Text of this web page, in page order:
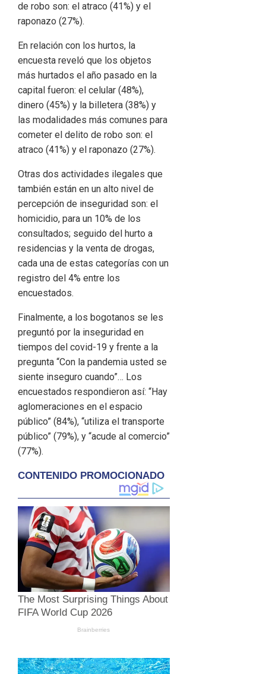
de robo son: el atraco (41%) y el
raponazo (27%).
En relación con los hurtos, la
encuesta reveló que los objetos
más hurtados el año pasado en la
capital fueron: el celular (48%),
dinero (45%) y la billetera (38%) y
las modalidades más comunes para
cometer el delito de robo son: el
atraco (41%) y el raponazo (27%).
Otras dos actividades ilegales que
también están en un alto nivel de
percepción de inseguridad son: el
homicidio, para un 10% de los
consultados; seguido del hurto a
residencias y la venta de drogas,
cada una de estas categorías con un
registro del 4% entre los
encuestados.
Finalmente, a los bogotanos se les
preguntó por la inseguridad en
tiempos del covid-19 y frente a la
pregunta “Con la pandemia usted se
siente inseguro cuando”… Los
encuestados respondieron así: “Hay
aglomeraciones en el espacio
público” (84%), “utiliza el transporte
público” (79%), y “acude al comercio”
(77%).